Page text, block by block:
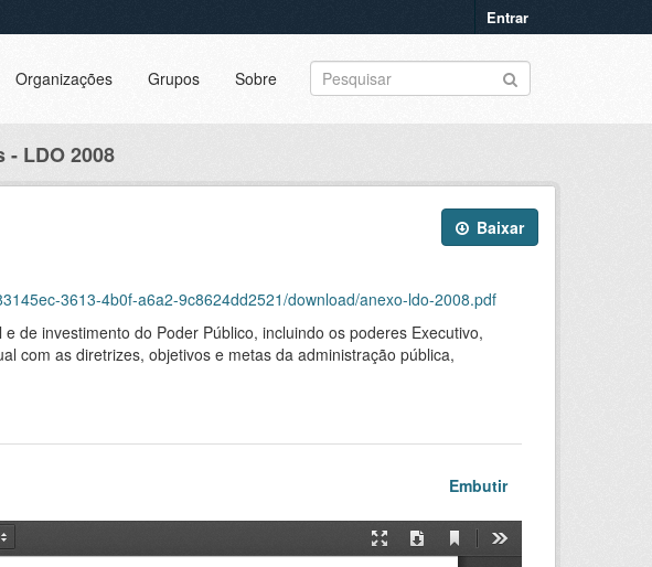
Entrar
Organizações Grupos Sobre
- LDO 2008
Baixar
3613-4b0f-a6a2-9c8624dd2521/download/anexo-ldo-2008.pdf
de investimento do Poder Público, incluindo os poderes Executivo,
com as diretrizes, objetivos e metas da administração pública,
Embutir